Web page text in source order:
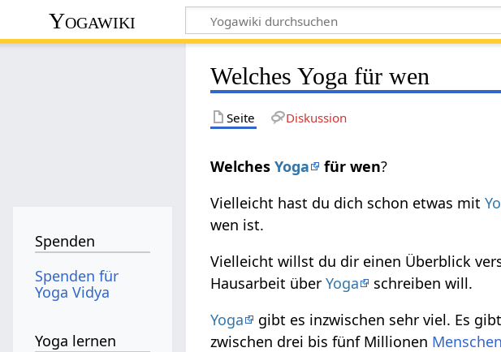
Yogawiki
Welches Yoga für wen
Seite Diskussion
WelchesYoga für wen?
Vielleicht hast du dich schon etwas mit
wen ist.
Vielleicht willst du dir einen Überblick
Hausarbeit überYoga
schreiben will.
Yoga
gibt es inzwischen sehr viel. Es
zwischen drei bis fünf Millionen Menschen
Spenden
Spenden für
Yoga Vidya
Yoga lernen